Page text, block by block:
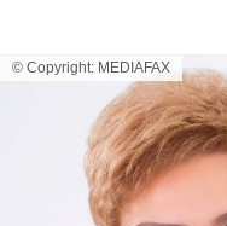
© Copyright: MEDIAFAX